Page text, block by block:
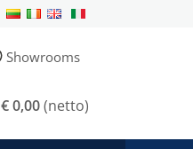
Showrooms
€ 0,00(netto)